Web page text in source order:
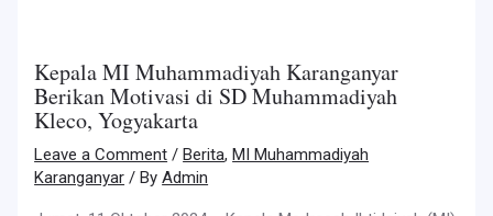
Kepala MI Muhammadiyah Karanganyar
Berikan Motivasi di SD Muhammadiyah
Kleco, Yogyakarta
Leave a Comment /Berita,MI Muhammadiyah
Karanganyar / ByAdmin